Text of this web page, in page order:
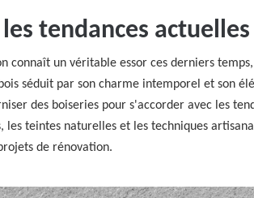
tendances
connaît un véritable essor ces derniers
séduit par son charme intemporel et son
des boiseries pour s'accorder avec les
teintes naturelles et les techniques
de rénovation.